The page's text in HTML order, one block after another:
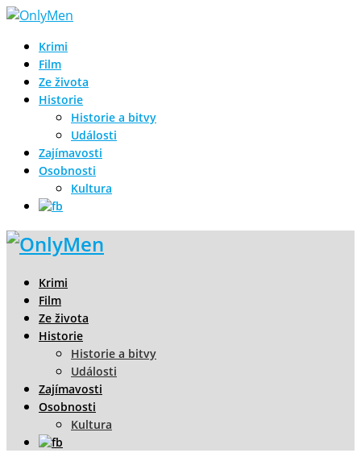
Krimi
Film
Ze života
Historie
Historie a bitvy
Události
Zajímavosti
Osobnosti
Kultura
Krimi
Film
Ze života
Historie
Historie a bitvy
Události
Zajímavosti
Osobnosti
Kultura